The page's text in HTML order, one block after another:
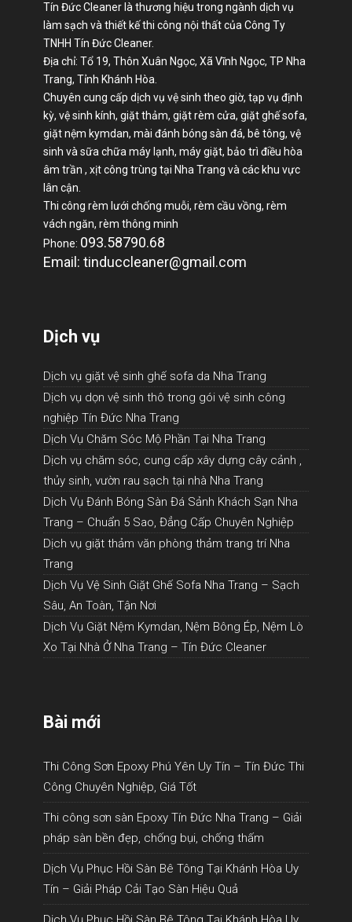
Tín Đức Cleaner là thương hiệu trong ngành dịch vụ
làm sạch và thiết kế thi công nội thất của Công Ty
TNHH Tín Đức Cleaner.
Địa chỉ: Tổ 19, Thôn Xuân Ngọc, Xã Vĩnh Ngọc, TP Nha
Trang, Tỉnh Khánh Hòa.
Chuyên cung cấp dịch vụ vệ sinh theo giờ, tạp vụ định
kỳ, vệ sinh kính, giặt thảm, giặt rèm cửa, giặt ghế sofa,
giặt nệm kymdan, mài đánh bóng sàn đá, bê tông, vệ
sinh và sữa chữa máy lạnh, máy giặt, bảo trì điều hòa
âm trần , xịt công trùng tại Nha Trang và các khu vực
lân cận.
Thi công rèm lưới chống muỗi, rèm cầu vồng, rèm
vách ngăn, rèm thông minh
Phone: 093.58790.68
Email: tinduccleaner@gmail.com
Dịch vụ
Dịch vụ giặt vệ sinh ghế sofa da Nha Trang
Dịch vụ dọn vệ sinh thô trong gói vệ sinh công
nghiệp Tín Đức Nha Trang
Dịch Vụ Chăm Sóc Mộ Phần Tại Nha Trang
Dịch vụ chăm sóc, cung cấp xây dựng cây cảnh ,
thủy sinh, vườn rau sạch tại nhà Nha Trang
Dịch Vụ Đánh Bóng Sàn Đá Sảnh Khách Sạn Nha
Trang – Chuẩn 5 Sao, Đẳng Cấp Chuyên Nghiệp
Dịch vụ giặt thảm văn phòng thảm trang trí Nha
Trang
Dịch Vụ Vệ Sinh Giặt Ghế Sofa Nha Trang – Sạch
Sâu, An Toàn, Tận Nơi
Dịch Vụ Giặt Nệm Kymdan, Nệm Bông Ép, Nệm Lò
Xo Tại Nhà Ở Nha Trang – Tín Đức Cleaner
Bài mới
Thi Công Sơn Epoxy Phú Yên Uy Tín – Tín Đức Thi
Công Chuyên Nghiệp, Giá Tốt
Thi công sơn sàn Epoxy Tín Đức Nha Trang – Giải
pháp sàn bền đẹp, chống bụi, chống thấm
Dịch Vụ Phục Hồi Sàn Bê Tông Tại Khánh Hòa Uy
Tín – Giải Pháp Cải Tạo Sàn Hiệu Quả